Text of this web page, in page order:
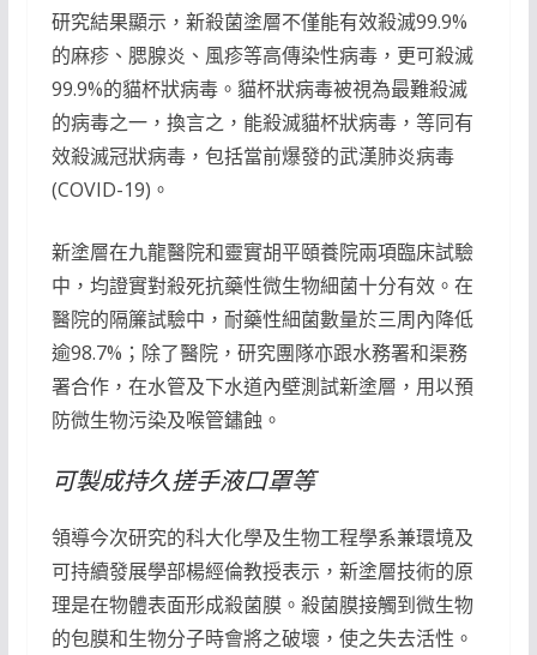
研究結果顯示，新殺菌塗層不僅能有效殺滅99.9%
的麻疹、腮腺炎、風疹等高傳染性病毒，更可殺滅
99.9%的貓杯狀病毒。貓杯狀病毒被視為最難殺滅
的病毒之一，換言之，能殺滅貓杯狀病毒，等同有
效殺滅冠狀病毒，包括當前爆發的武漢肺炎病毒
(COVID-19)。
新塗層在九龍醫院和靈實胡平頤養院兩項臨床試驗
中，均證實對殺死抗藥性微生物細菌十分有效。在
醫院的隔簾試驗中，耐藥性細菌數量於三周內降低
逾98.7%；除了醫院，研究團隊亦跟水務署和渠務
署合作，在水管及下水道內壁測試新塗層，用以預
防微生物污染及喉管鏽蝕。
可製成持久搓手液口罩等
領導今次研究的科大化學及生物工程學系兼環境及
可持續發展學部楊經倫教授表示，新塗層技術的原
理是在物體表面形成殺菌膜。殺菌膜接觸到微生物
的包膜和生物分子時會將之破壞，使之失去活性。